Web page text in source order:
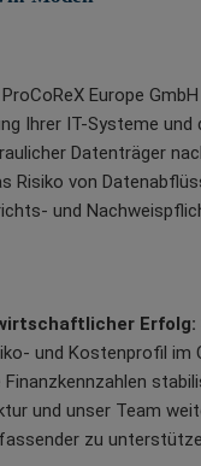
ProCoReX Europe
Ihrer IT-Systeme
Datenträger
Risiko von
und
Erfolg:
und Kostenprofil im
Finanzkennzahlen
und unser Team
zu